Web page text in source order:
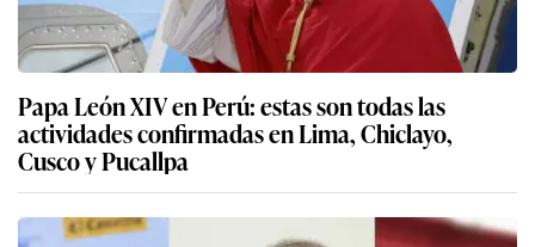
Papa León XIV en Perú: estas son todas las
actividades confirmadas en Lima, Chiclayo,
Cusco y Pucallpa